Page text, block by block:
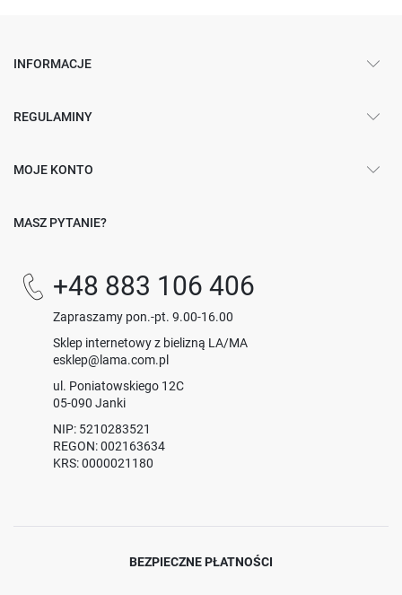
INFORMACJE
REGULAMINY
MOJE KONTO
MASZ PYTANIE?
+48 883 106 406
Zapraszamy pon.-pt. 9.00-16.00
Sklep internetowy z bielizną LA/MA
esklep@lama.com.pl
ul. Poniatowskiego 12C
05-090 Janki
NIP: 5210283521
REGON: 002163634
KRS: 0000021180
BEZPIECZNE PŁATNOŚCI